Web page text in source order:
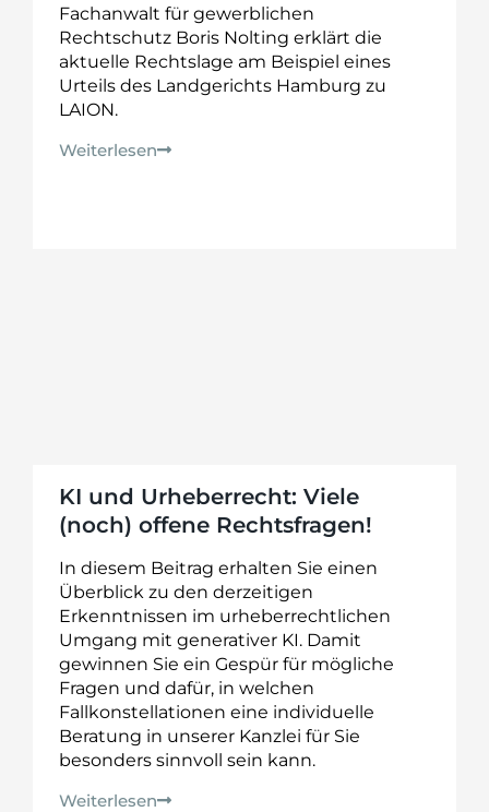
Fachanwalt für gewerblichen
Rechtschutz Boris Nolting erklärt die
aktuelle Rechtslage am Beispiel eines
Urteils des Landgerichts Hamburg zu
LAION.
Weiterlesen
KI und Urheberrecht: Viele
(noch) offene Rechtsfragen!
In diesem Beitrag erhalten Sie einen
Überblick zu den derzeitigen
Erkenntnissen im urheberrechtlichen
Umgang mit generativer KI. Damit
gewinnen Sie ein Gespür für mögliche
Fragen und dafür, in welchen
Fallkonstellationen eine individuelle
Beratung in unserer Kanzlei für Sie
besonders sinnvoll sein kann.
Weiterlesen